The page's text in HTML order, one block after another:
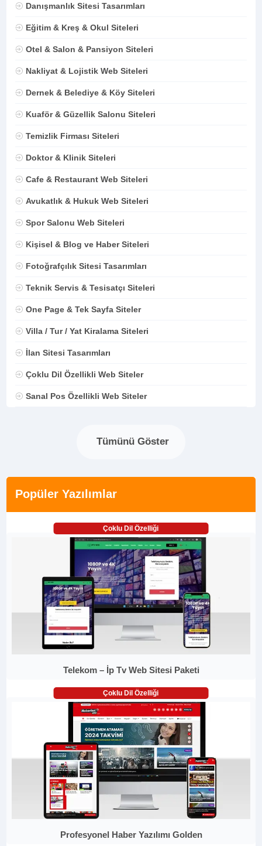
Danışmanlık Sitesi Tasarımları
Eğitim & Kreş & Okul Siteleri
Otel & Salon & Pansiyon Siteleri
Nakliyat & Lojistik Web Siteleri
Dernek & Belediye & Köy Siteleri
Kuaför & Güzellik Salonu Siteleri
Temizlik Firması Siteleri
Doktor & Klinik Siteleri
Cafe & Restaurant Web Siteleri
Avukatlık & Hukuk Web Siteleri
Spor Salonu Web Siteleri
Kişisel & Blog ve Haber Siteleri
Fotoğrafçılık Sitesi Tasarımları
Teknik Servis & Tesisatçı Siteleri
One Page & Tek Sayfa Siteler
Villa / Tur / Yat Kiralama Siteleri
İlan Sitesi Tasarımları
Çoklu Dil Özellikli Web Siteler
Sanal Pos Özellikli Web Siteler
Tümünü Göster
Popüler Yazılımlar
Çoklu Dil Özelliği
Telekom – İp Tv Web Sitesi Paketi
Çoklu Dil Özelliği
Profesyonel Haber Yazılımı Golden